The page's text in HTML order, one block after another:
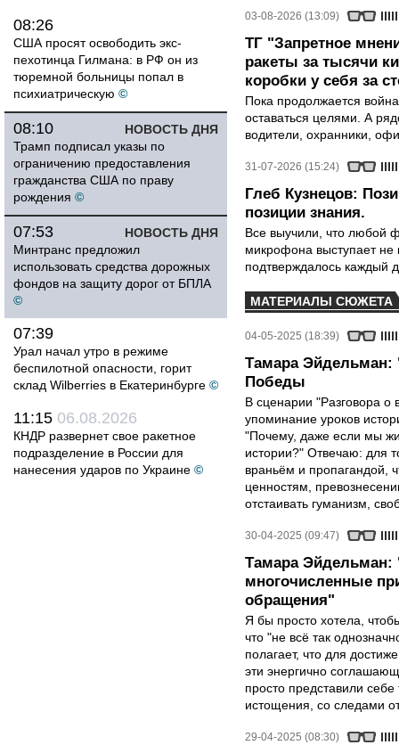
08:26
США просят освободить экс-
пехотинца Гилмана: в РФ он из
тюремной больницы попал в
психиатрическую ©
НОВОСТЬ ДНЯ
08:10
Трамп подписал указы по
ограничению предоставления
гражданства США по праву
рождения ©
НОВОСТЬ ДНЯ
07:53
Минтранс предложил
использовать средства дорожных
фондов на защиту дорог от БПЛА
©
07:39
Урал начал утро в режиме
беспилотной опасности, горит
склад Wilberries в Екатеринбурге ©
11:15 06.08.2026
КНДР развернет свое ракетное
подразделение в России для
нанесения ударов по Украине ©
03-08-2026 (13:09)
ТГ "Запретное
ракеты за тысячи
коробки у себя за
Пока продолжается
оставаться целями. А
водители, охранники,
31-07-2026 (15:24)
Глеб Кузнецов:
позиции знания.
Все выучили, что любой
микрофона выступает не
подтверждалось каждый
МАТЕРИАЛЫ СЮЖЕТА
04-05-2025 (18:39)
Тамара Эйдельман:
Победы
В сценарии "Разговора о
упоминание уроков
"Почему, даже если мы
истории?" Отвечаю: для
враньём и пропагандой,
ценностям,
отстаивать гуманизм,
30-04-2025 (09:47)
Тамара
многочисленные
обращения"
Я бы просто хотела,
что "не всё так
полагает, что для
эти энергично
просто представили
истощения, со следами
29-04-2025 (08:30)